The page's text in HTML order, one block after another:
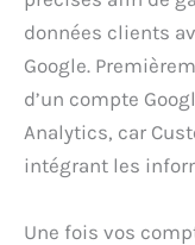
données clients
Google.
d’un compte
Analytics, car
intégrant les
Une fois vos